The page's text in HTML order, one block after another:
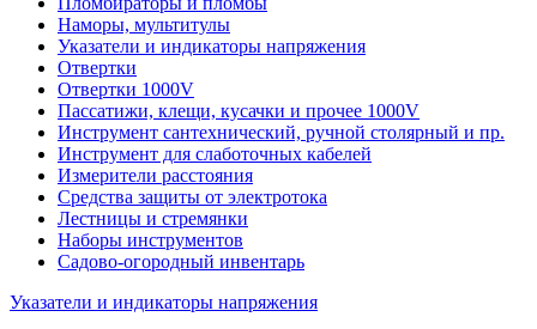
Наморы, мультитулы
Указатели и индикаторы напряжения
Отвертки
Отвертки 1000V
Пассатижи, клещи, кусачки и прочее 1000V
Инструмент сантехнический, ручной столярный и пр.
Инструмент для слаботочных кабелей
Измерители расстояния
Средства защиты от электротока
Лестницы и стремянки
Наборы инструментов
Садово-огородный инвентарь
Указатели и индикаторы напряжения